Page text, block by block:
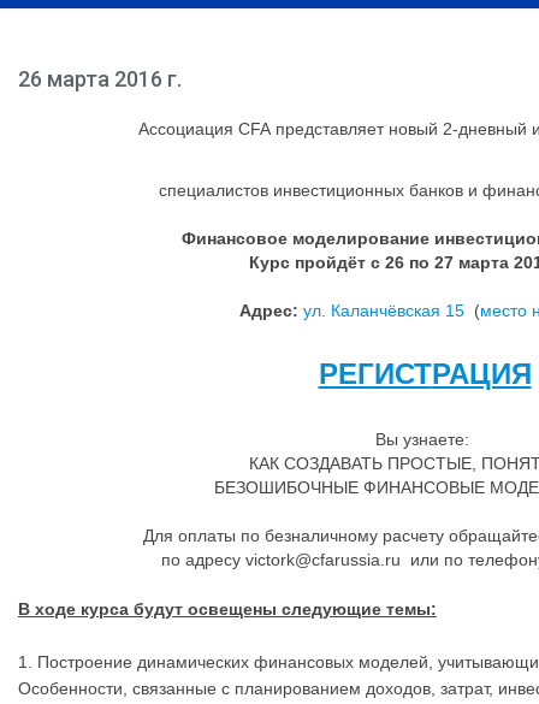
26 марта 2016 г.
Ассоциация CFA представляет новый 2-дневный
специалистов инвестиционных банков и
Финансовое моделирование
Курс пройдёт с 26 по 27 марта
Адрес: ул. Каланчёвская 15 (место
РЕГИСТРАЦИЯ
Вы узнаете:
КАК СОЗДАВАТЬ ПРОСТЫЕ,
БЕЗОШИБОЧНЫЕ ФИНАНСОВЫЕ
Для оплаты по безналичному расчету
по адресу victork@cfarussia.ru или по
В ходе курса будут освещены следующие темы:
1. Построение динамических финансовых моделей,
Особенности, связанные с планированием доходов, затрат,